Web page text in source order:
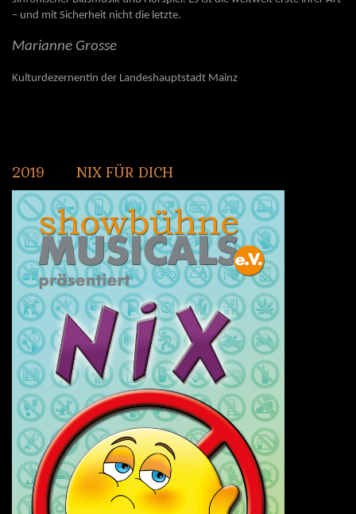
– und mit Sicherheit nicht die letzte.
Marianne Grosse
Kulturdezernentin der Landeshauptstadt Mainz
2019 NIX FÜR DICH